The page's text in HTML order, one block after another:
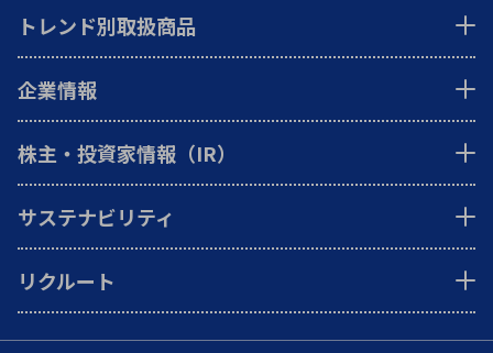
トレンド別取扱商品
企業情報
株主・投資家情報（IR）
サステナビリティ
リクルート